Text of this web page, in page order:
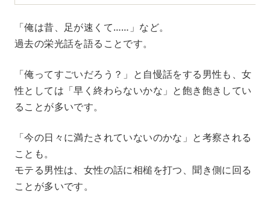
「俺は昔、足が速くて……」など。
過去の栄光話を語ることです。
「俺ってすごいだろう？」と自慢話をする男性も、女
性としては「早く終わらないかな」と飽き飽きしてい
ることが多いです。
「今の日々に満たされていないのかな」と考察される
ことも。
モテる男性は、女性の話に相槌を打つ、聞き側に回る
ことが多いです。